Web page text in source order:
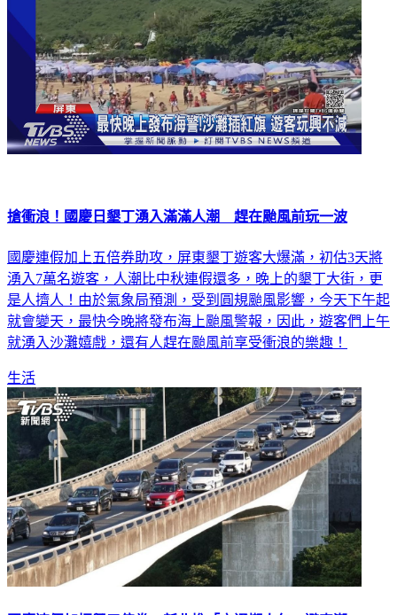
搶衝浪！國慶日墾丁湧入滿滿人潮 趕在颱風前玩一波
國慶連假加上五倍券助攻，屏東墾丁遊客大爆滿，初估3天將
湧入7萬名遊客，人潮比中秋連假還多，晚上的墾丁大街，更
是人擠人！由於氣象局預測，受到圓規颱風影響，今天下午起
就會變天，最快今晚將發布海上颱風警報，因此，遊客們上午
就湧入沙灘嬉戲，還有人趕在颱風前享受衝浪的樂趣！
生活